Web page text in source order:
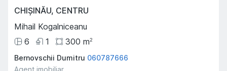
CHIȘINĂU, CENTRU
Mihail Kogalniceanu
6
1 300 m2
Bernovschii Dumitru 060787666
Agent imobiliar